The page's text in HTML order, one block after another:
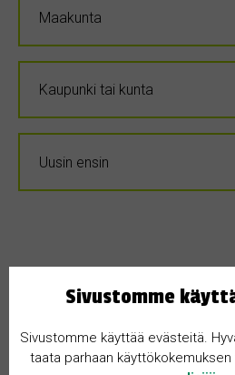
Sivustomme
Sivustomme käyttää evästeitä.
taata parhaan